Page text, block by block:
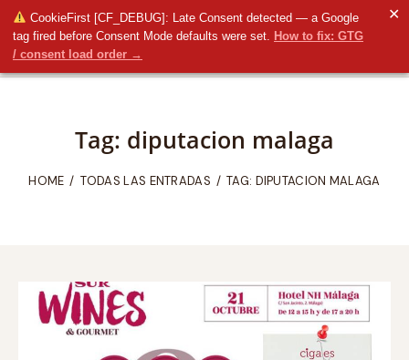
CookieFirst [CF_DEBUG]: Late Consent detected — a Google
tag fired before Consent Mode defaults were set. How to fix: GTG
/ consent load order →
✕
Tag: diputacion malaga
HOME TODAS LAS ENTRADAS TAG: DIPUTACION MALAGA